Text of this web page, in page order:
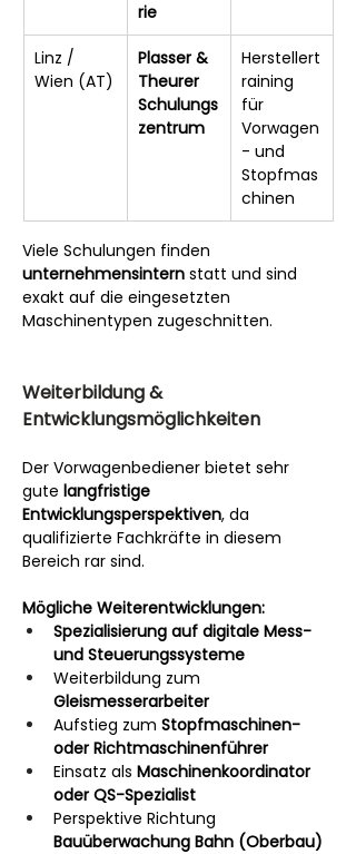
rie
Linz /
Wien (AT)
Plasser &
Theurer
Schulungs
zentrum
Herstellert
raining
für
Vorwagen
- und
Stopfmas
chinen
Viele Schulungen finden
unternehmensintern statt und sind
exakt auf die eingesetzten
Maschinentypen zugeschnitten.
Weiterbildung &
Entwicklungsmöglichkeiten
Der Vorwagenbediener bietet sehr
gute langfristige
Entwicklungsperspektiven, da
qualifizierte Fachkräfte in diesem
Bereich rar sind.
Mögliche Weiterentwicklungen:
Spezialisierung auf digitale Mess-
und Steuerungssysteme
Weiterbildung zum
Gleismesserarbeiter
Aufstieg zum Stopfmaschinen-
oder Richtmaschinenführer
Einsatz als Maschinenkoordinator
oder QS-Spezialist
Perspektive Richtung
Bauüberwachung Bahn (Oberbau)